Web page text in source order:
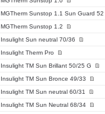
MGTherm Sunstop 1.1 Sun Guard 52
MGTherm Sunstop 1.2
Insulight Sun neutral 70/36
Insulight Therm Pro
Insulight TM Sun Brillant 50/25 G
Insulight TM Sun Bronce 49/33
Insulight TM Sun neutral 60/31
Insulight TM Sun Neutral 68/34